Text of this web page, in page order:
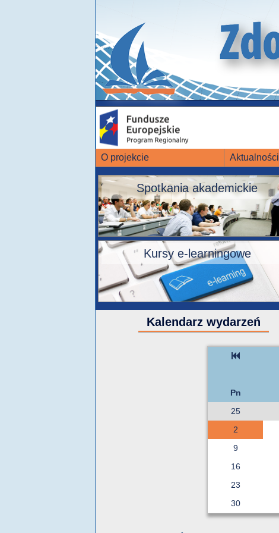
O projekcie Aktualności
Spotkania akademickie
Kursy e-learningowe
Kalendarz wydarzeń
Pn
25
2
9
16
23
30